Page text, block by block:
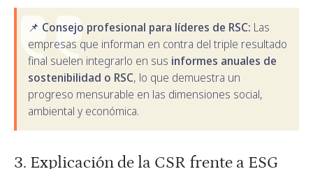
📌 Consejo profesional para líderes de RSC: Las
empresas que informan en contra del triple resultado
final suelen integrarlo en sus informes anuales de
sostenibilidad o RSC, lo que demuestra un
progreso mensurable en las dimensiones social,
ambiental y económica.
3. Explicación de la CSR frente a ESG